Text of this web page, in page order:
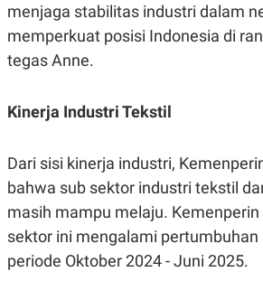
menjaga stabilitas industri dalam
memperkuat posisi Indonesia di
tegas Anne.
Kinerja Industri Tekstil
Dari sisi kinerja industri,
bahwa sub sektor industri tekstil
masih mampu melaju.
sektor ini mengalami pertumbuhan
periode Oktober 2024 - Juni 2025.